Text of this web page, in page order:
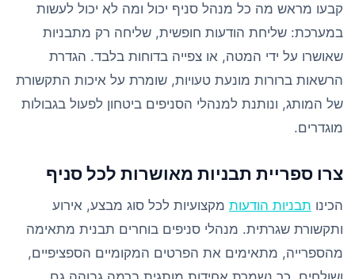
קבעו מראש מה כל מנהל סניף יכול ומה לא יכול לעשות
במערכת: שליחת הודעות חופשית, שליחה רק מתבניות
שאושרו על ידי המטה, או צפייה בדוחות בלבד. הגדרת
הרשאות ברורות מונעת טעויות, שומרת על איכות התקשורת
של המותג, ונותנת למנהלי הסניפים ביטחון לפעול בגבולות
מוגדרים.
צרו ספריית תבניות מאושרות לכל סניף
הכינו תבניות הודעות מקצועיות לכל סוג מבצע, אירוע
ותקשורת שגרתית. מנהלי סניפים בוחרים תבנית מתאימה
מהספרייה, מתאימים את הפרטים המקומיים הספציפיים,